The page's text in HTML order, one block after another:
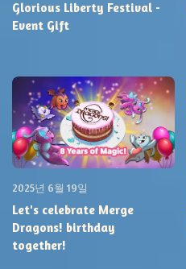
Glorious Liberty Festival -
Event Gift
2025년 6월 19일
Let's celebrate Merge
Dragons! birthday
together!